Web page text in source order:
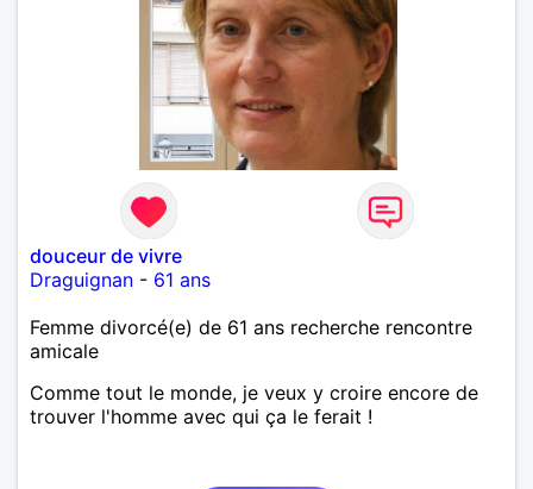
douceur de vivre
Draguignan - 61 ans
Femme divorcé(e) de 61 ans recherche rencontre
amicale
Comme tout le monde, je veux y croire encore de
trouver l'homme avec qui ça le ferait !